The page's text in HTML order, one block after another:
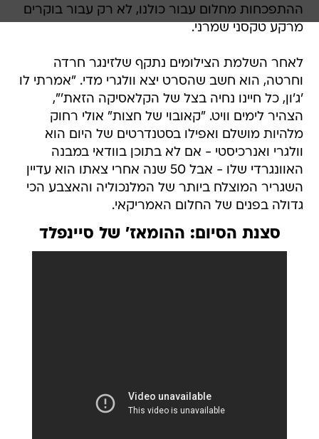
ההתפכחות מחלום עבור כולנו, לא רק עבור בוקרים
מרקע טקסני שמרני.
לאחר השלמת הצילומים נתקף שלזינגר חרדה
וחרטה, הוא חשב שהסרט יצא וולגרי מדי. "אמרתי לו
'ג'ון, כל חיינו נחיה בצל של הקלאסיקה הזאת'",
הצהיר לימים וויט. "קאובוי של חצות" אולי רחוק
מלהיות מושלם ואפילו בסטנדרטים של היום הוא
וולגרי ואנרכיסטי - אם לא בתוכן בוודאי במבנה
האוונגרדי שלו - אבל 50 שנה אחרי צאתו הוא עדיין
השגריר המוצלח ביותר של המלנכוליה והאצבע הכי
גדולה בפנים של החלום האמריקאי.
סצנת הסיום: ההומאז' של סיינפלד